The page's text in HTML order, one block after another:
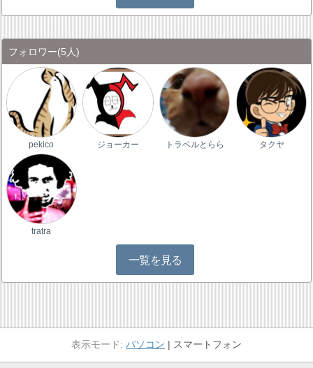
フォロワー(5人)
pekico ジョーカー トラベルとらら タクヤ
tratra
一覧を見る
パソコン スマートフォン